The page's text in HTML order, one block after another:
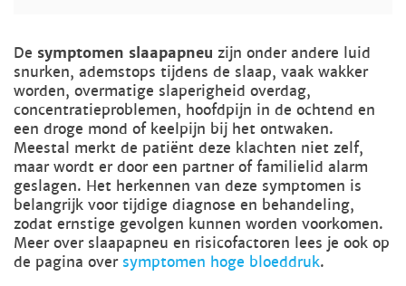
De symptomen slaapapneu zijn onder andere luid
snurken, ademstops tijdens de slaap, vaak wakker
worden, overmatige slaperigheid overdag,
concentratieproblemen, hoofdpijn in de ochtend en
een droge mond of keelpijn bij het ontwaken.
Meestal merkt de patiënt deze klachten niet zelf,
maar wordt er door een partner of familielid alarm
geslagen. Het herkennen van deze symptomen is
belangrijk voor tijdige diagnose en behandeling,
zodat ernstige gevolgen kunnen worden voorkomen.
Meer over slaapapneu en risicofactoren lees je ook op
de pagina over symptomen hoge bloeddruk.